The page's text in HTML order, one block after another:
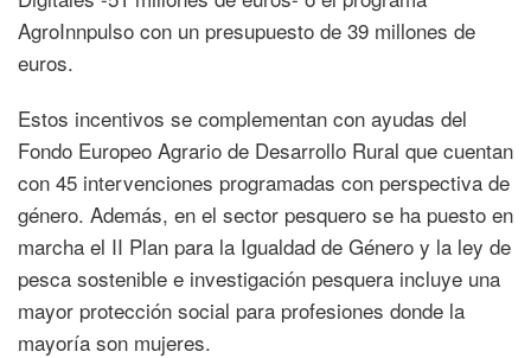
AgroInnpulso con un presupuesto de 39 millones de
euros.
Estos incentivos se complementan con ayudas del
Fondo Europeo Agrario de Desarrollo Rural que cuentan
con 45 intervenciones programadas con perspectiva de
género. Además, en el sector pesquero se ha puesto en
marcha el II Plan para la Igualdad de Género y la ley de
pesca sostenible e investigación pesquera incluye una
mayor protección social para profesiones donde la
mayoría son mujeres.